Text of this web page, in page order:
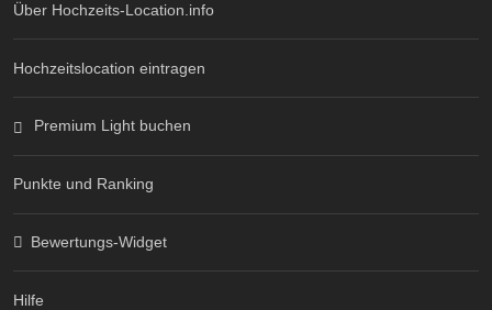
Über Hochzeits-Location.info
Hochzeitslocation eintragen
Premium Light buchen
Punkte und Ranking
Bewertungs-Widget
Hilfe